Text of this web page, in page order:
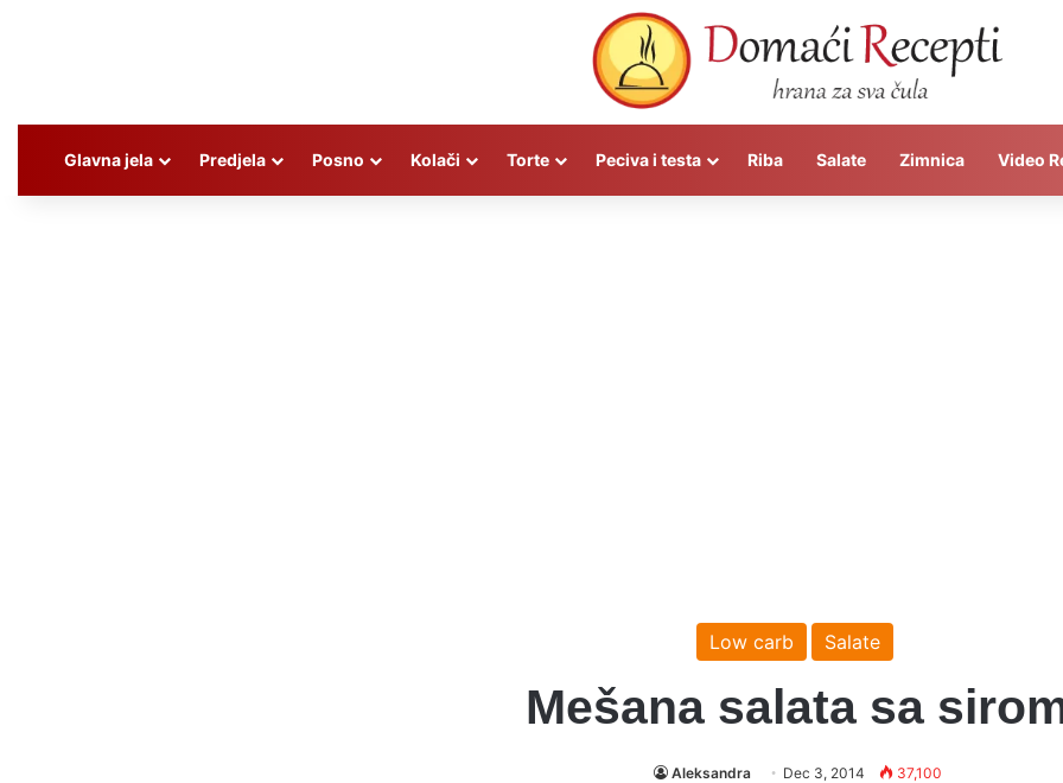
Glavna jela Predjela Posno Kolači Torte Peciva i testa Riba Salate Zimnica Video
Low carb Salate
Mešana salata sa
Aleksandra Dec 3, 2014 37,100